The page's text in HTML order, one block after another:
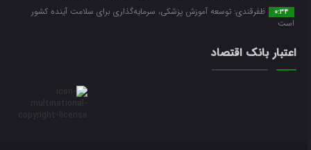
0:34
ظفرقندی: توسعه آموزش پزشکی، سرمایه‌گذاری برای سلامت آینده کشور
است
اعتبار بانک اقتصاد